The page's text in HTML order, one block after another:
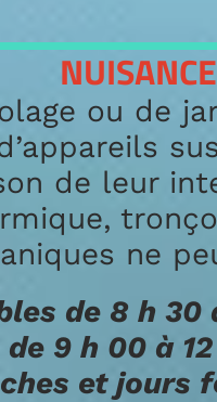
NUISANCES
ou de
de leur
ne
de 8 h 30 à
h 00 à 12 h
et jours